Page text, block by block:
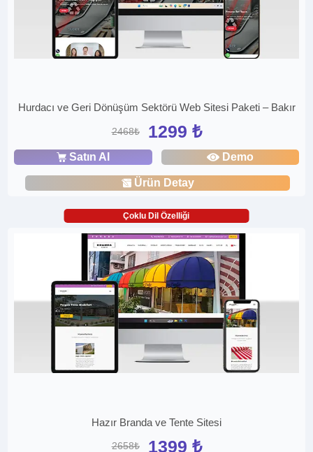
Hurdacı ve Geri Dönüşüm Sektörü Web Sitesi Paketi – Bakır
2468₺ 1299 ₺
Satın Al Demo
Ürün Detay
Çoklu Dil Özelliği
Hazır Branda ve Tente Sitesi
2658₺ 1399 ₺